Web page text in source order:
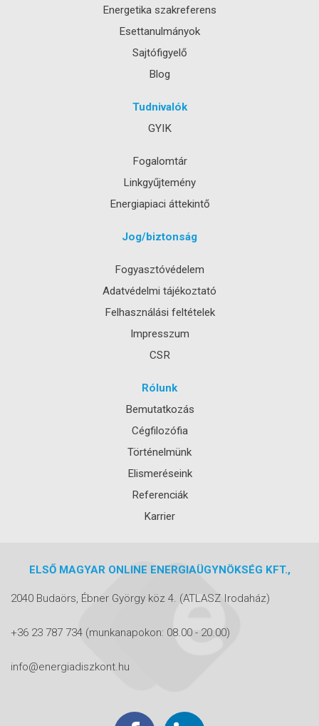
Energetika szakreferens
Esettanulmányok
Sajtófigyelő
Blog
Tudnivalók
GYIK
Fogalomtár
Linkgyűjtemény
Energiapiaci áttekintő
Jog/biztonság
Fogyasztóvédelem
Adatvédelmi tájékoztató
Felhasználási feltételek
Impresszum
CSR
Rólunk
Bemutatkozás
Cégfilozófia
Történelmünk
Elismeréseink
Referenciák
Karrier
ELSŐ MAGYAR ONLINE ENERGIAÜGYNÖKSÉG KFT.,
2040 Budaörs, Ébner György köz 4. (ATLASZ Irodaház)
+36 23 787 734 (munkanapokon: 08.00 - 20.00)
info@energiadiszkont.hu